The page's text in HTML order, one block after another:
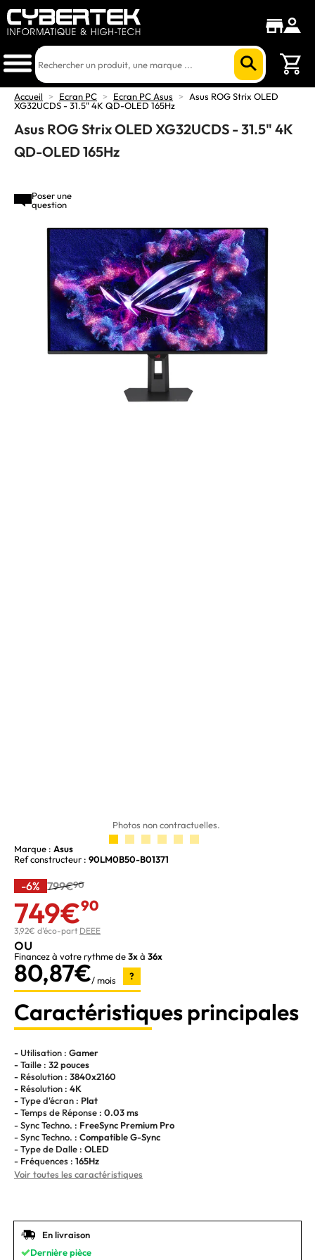
Accueil > Ecran PC > Ecran PC Asus >
Asus ROG Strix OLED
XG32UCDS - 31.5" 4K QD-OLED 165Hz
Asus ROG Strix OLED XG32UCDS - 31.5" 4K
QD-OLED 165Hz
Poser une
question
Photos non contractuelles.
Marque : Asus
Ref constructeur : 90LM0B50-B01371
-6% 799€90
749€90
3,92€ d'éco-part DEEE
ou
Financez à votre rythme de3xà 36x
80,87€/ mois ?
Caractéristiques principales
- Utilisation : Gamer
- Taille : 32 pouces
- Résolution : 3840x2160
- Résolution : 4K
- Type d'écran : Plat
- Temps de Réponse : 0.03 ms
- Sync Techno. : FreeSync Premium Pro
- Sync Techno. : Compatible G-Sync
- Type de Dalle : OLED
- Fréquences : 165Hz
Voir toutes les caractéristiques
En livraison
Dernière pièce